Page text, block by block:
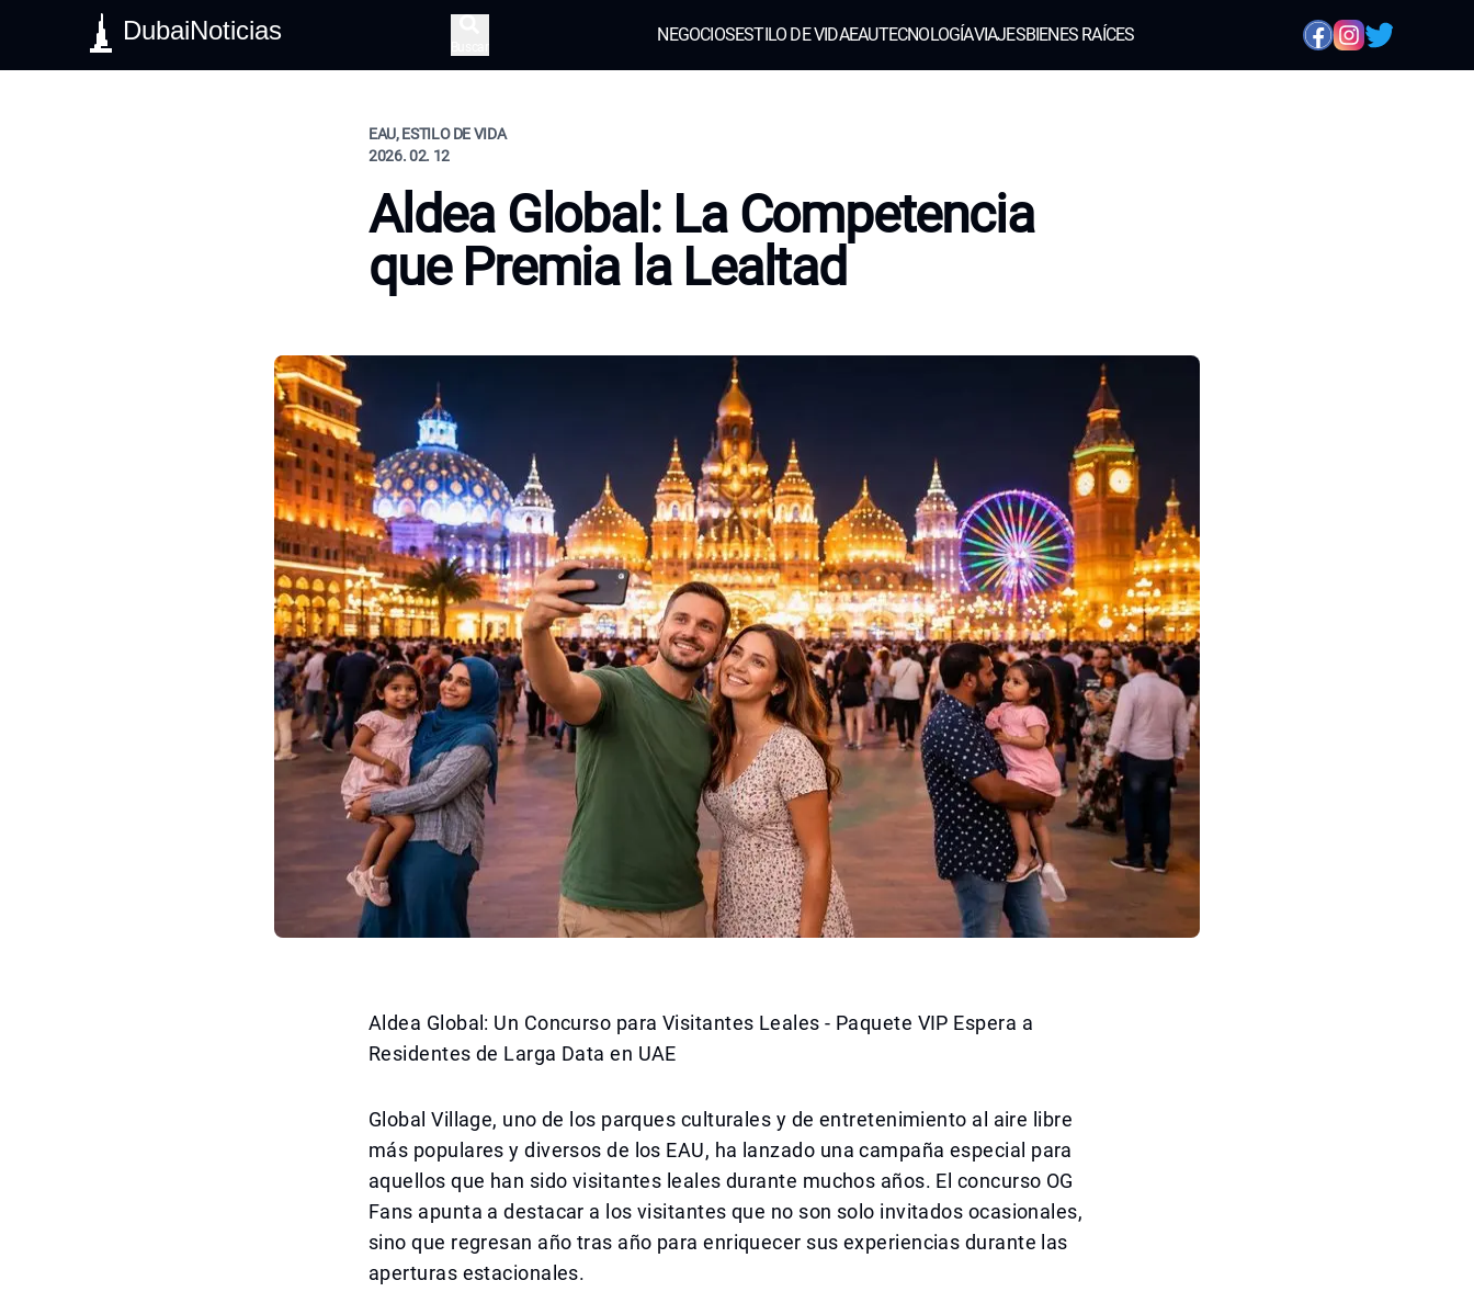
DubaiNoticias NEGOCIOSESTILO DE VIDAEAUTECNOLOGÍAVIAJESBIENES RAÍCES
EAU, ESTILO DE VIDA
2026. 02. 12
Aldea Global: La Competencia
que Premia la Lealtad
Aldea Global: Un Concurso para Visitantes Leales - Paquete VIP Espera a
Residentes de Larga Data en UAE
Global Village, uno de los parques culturales y de entretenimiento al aire libre
más populares y diversos de los EAU, ha lanzado una campaña especial para
aquellos que han sido visitantes leales durante muchos años. El concurso OG
Fans apunta a destacar a los visitantes que no son solo invitados ocasionales,
sino que regresan año tras año para enriquecer sus experiencias durante las
aperturas estacionales.